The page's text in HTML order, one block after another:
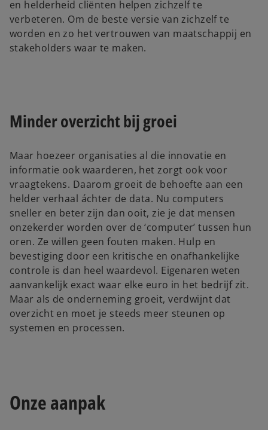
en helderheid cliënten helpen zichzelf te
verbeteren. Om de beste versie van zichzelf te
worden en zo het vertrouwen van maatschappij en
stakeholders waar te maken.
Minder overzicht bij groei
Maar hoezeer organisaties al die innovatie en
informatie ook waarderen, het zorgt ook voor
vraagtekens. Daarom groeit de behoefte aan een
helder verhaal áchter de data. Nu computers
sneller en beter zijn dan ooit, zie je dat mensen
onzekerder worden over de ‘computer’ tussen hun
oren. Ze willen geen fouten maken. Hulp en
bevestiging door een kritische en onafhankelijke
controle is dan heel waardevol. Eigenaren weten
aanvankelijk exact waar elke euro in het bedrijf zit.
Maar als de onderneming groeit, verdwijnt dat
overzicht en moet je steeds meer steunen op
systemen en processen.
Onze aanpak